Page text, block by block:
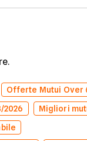
Offerte Mutui Over
2026
Migliori